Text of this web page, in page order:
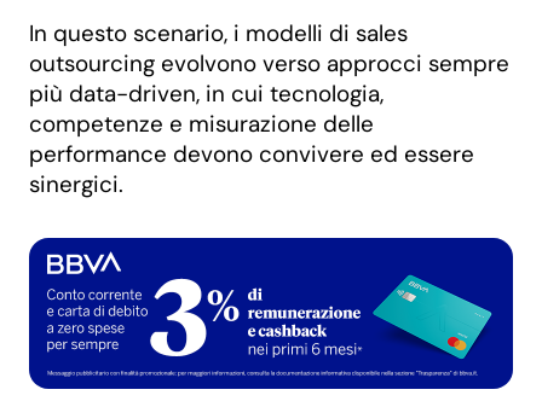
In questo scenario, i modelli di sales
outsourcing evolvono verso approcci sempre
più data-driven, in cui tecnologia,
competenze e misurazione delle
performance devono convivere ed essere
sinergici.